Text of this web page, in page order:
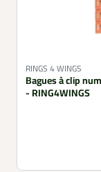
RINGS 4 WINGS
Bagues à clip
- RING4WINGS